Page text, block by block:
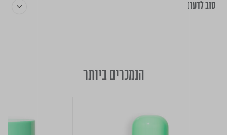
טוב לדעת
הנמכרים ביותר